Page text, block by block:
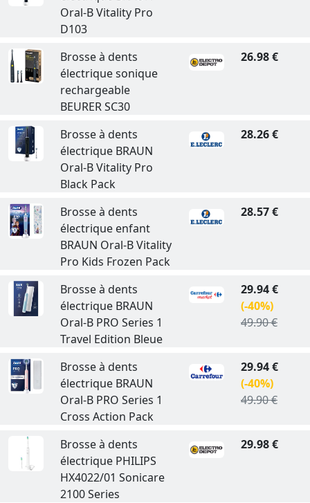
Oral-B Vitality Pro
D103
Brosse à dents
électrique sonique
rechargeable
BEURER SC30
26.98 €
Brosse à dents
électrique BRAUN
Oral-B Vitality Pro
Black Pack
28.26 €
Brosse à dents
électrique enfant
BRAUN Oral-B Vitality
Pro Kids Frozen Pack
28.57 €
Brosse à dents
électrique BRAUN
Oral-B PRO Series 1
Travel Edition Bleue
29.94 €
(-40%)
49.90 €
Brosse à dents
électrique BRAUN
Oral-B PRO Series 1
Cross Action Pack
29.94 €
(-40%)
49.90 €
Brosse à dents
électrique PHILIPS
HX4022/01 Sonicare
2100 Series
29.98 €